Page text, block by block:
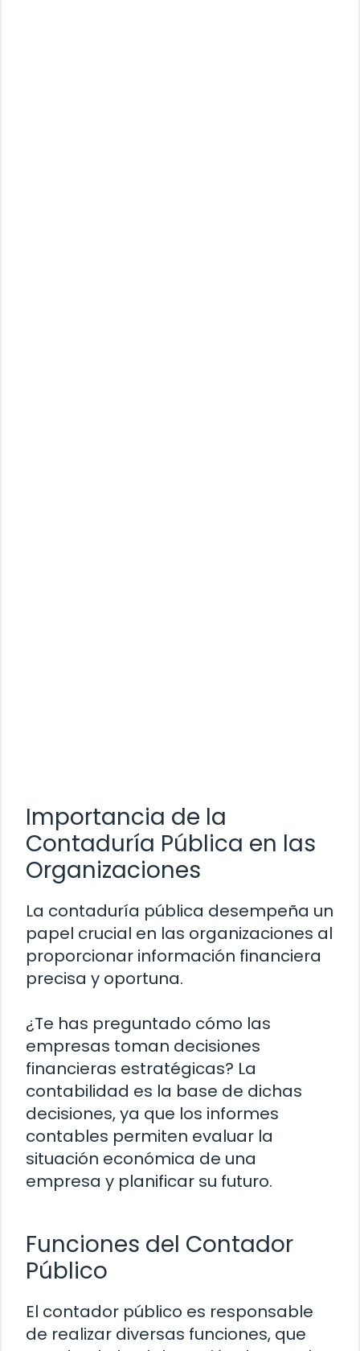
Importancia de la
Contaduría Pública en las
Organizaciones
La contaduría pública desempeña un
papel crucial en las organizaciones al
proporcionar información financiera
precisa y oportuna.
¿Te has preguntado cómo las
empresas toman decisiones
financieras estratégicas? La
contabilidad es la base de dichas
decisiones, ya que los informes
contables permiten evaluar la
situación económica de una
empresa y planificar su futuro.
Funciones del Contador
Público
El contador público es responsable
de realizar diversas funciones, que